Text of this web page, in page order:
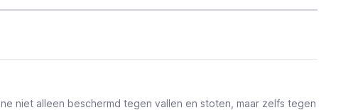
niet alleen beschermd tegen vallen en stoten, maar zelfs tegen